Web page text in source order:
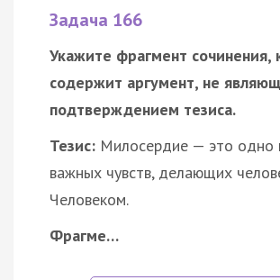
Задача 166
Укажите фрагмент сочинения,
содержит аргумент, не
подтверждением тезиса.
Тезис: Милосердие — это одно
важных чувств, делающих
Человеком.
Фрагме…